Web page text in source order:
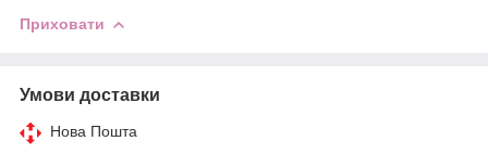
Приховати
Умови доставки
Нова Пошта